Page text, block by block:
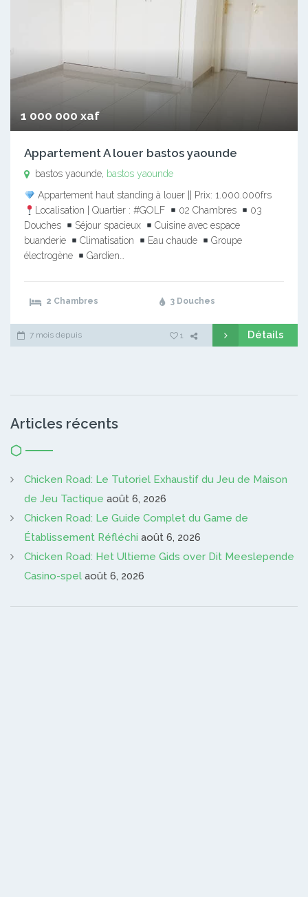
1 000 000 xaf
Appartement A louer bastos yaounde
bastos yaounde, bastos yaounde
Appartement haut standing à louer || Prix: 1.000.000frs
Localisation | Quartier : #GOLF
02 Chambres
03
Douches
Séjour spacieux
Cuisine avec espace
buanderie
Climatisation Eau chaude
Groupe
électrogène
Gardien…
2 Chambres 3 Douches
7 mois depuis 1 Détails
Articles récents
Chicken Road: Le Tutoriel Exhaustif du Jeu de Maison
de Jeu Tactique août 6, 2026
Chicken Road: Le Guide Complet du Game de
Établissement Réfléchi août 6, 2026
Chicken Road: Het Ultieme Gids over Dit Meeslepende
Casino-spel août 6, 2026